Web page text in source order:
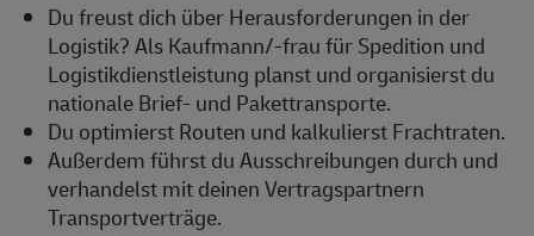
Du freust dich über Herausforderungen in der
Logistik? Als Kaufmann/-frau für Spedition und
Logistikdienstleistung planst und organisierst du
nationale Brief- und Pakettransporte.
Du optimierst Routen und kalkulierst Frachtraten.
Außerdem führst du Ausschreibungen durch und
verhandelst mit deinen Vertragspartnern
Transportverträge.